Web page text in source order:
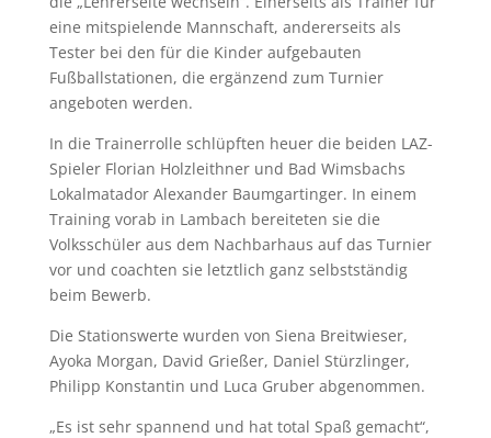
eine mitspielende Mannschaft, andererseits als
Tester bei den für die Kinder aufgebauten
Fußballstationen, die ergänzend zum Turnier
angeboten werden.
In die Trainerrolle schlüpften heuer die beiden LAZ-
Spieler Florian Holzleithner und Bad Wimsbachs
Lokalmatador Alexander Baumgartinger. In einem
Training vorab in Lambach bereiteten sie die
Volksschüler aus dem Nachbarhaus auf das Turnier
vor und coachten sie letztlich ganz selbstständig
beim Bewerb.
Die Stationswerte wurden von Siena Breitwieser,
Ayoka Morgan, David Grießer, Daniel Stürzlinger,
Philipp Konstantin und Luca Gruber abgenommen.
„Es ist sehr spannend und hat total Spaß gemacht“,